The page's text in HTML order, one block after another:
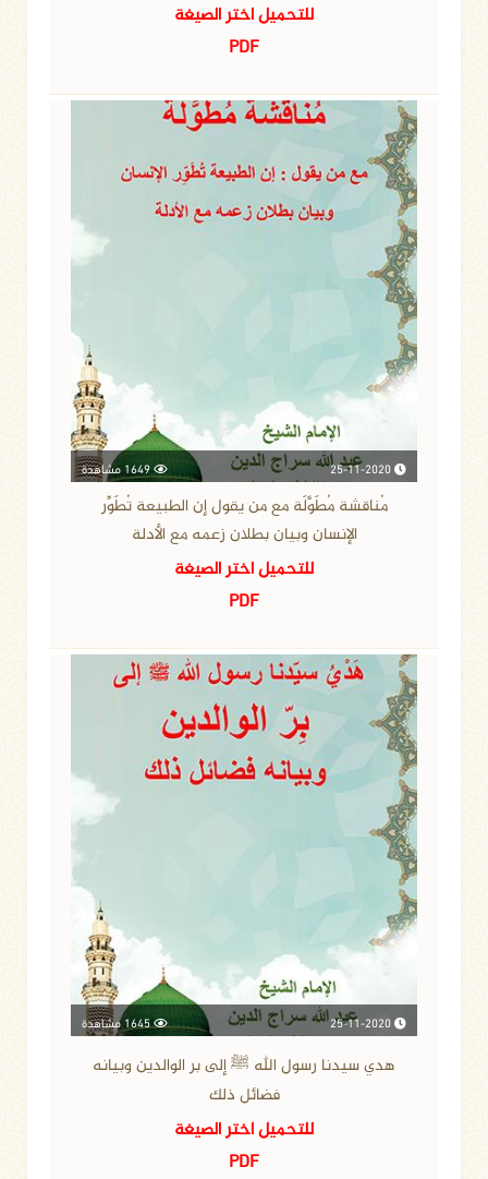
للتحميل اختر الصيغة
PDF
مُناقشة مُطَوَّلَة مع من يقول إن الطبيعة تُطَوِّر
الإنسان وبيان بطلان زعمه مع الأدلة
للتحميل اختر الصيغة
PDF
هدي سيدنا رسول الله ﷺ إلى بر الوالدين وبيانه
فضائل ذلك
للتحميل اختر الصيغة
PDF